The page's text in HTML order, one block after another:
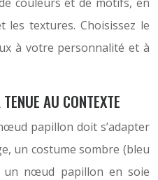
textures. Choisissez le
à votre personnalité et à
AU CONTEXTE
papillon doit s’adapter
un costume sombre (bleu
un nœud papillon en soie